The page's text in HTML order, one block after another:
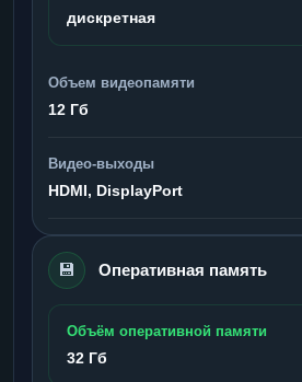
дискретная
Объем видеопамяти
12 Гб
Видео-выходы
HDMI, DisplayPort
💾 Оперативная память
Объём оперативной памяти
32 Гб